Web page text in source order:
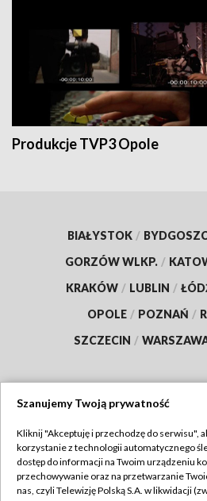
Produkcje TVP3 Opole
BIAŁYSTOK /
GORZÓW WLKP. /
KRAKÓW / LUBLIN /
OPOLE / POZNAŃ /
SZCZECIN /
TVP
Abonament TVP
Regulamin
Szanujemy Twoją prywatność
Kliknij "Akceptuję i przechodzę do serwisu",
korzystanie z technologii automatycznego
dostęp do informacji na Twoim urządzeniu
przechowywanie oraz na przetwarzanie
nas, czyli Telewizję Polską S.A. w likwidacji